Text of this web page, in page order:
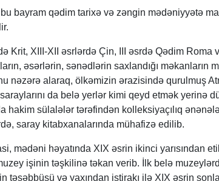
bayram qədim tarixə və zəngin mədəniyyətə
Krit, XIII-XII əsrlərdə Çin, III əsrdə Qədim Roma
əsərlərin, sənədlərin saxlandığı məkanların
nəzərə alaraq, ölkəmizin ərazisində qurulmuş
da belə yerlər kimi qeyd etmək yerinə
hakim sülalələr tərəfindən kolleksiyaçılıq
saray kitabxanalarında mühafizə edilib.
mədəni həyatında XIX əsrin ikinci yarısından
işinin təşkilinə təkan verib. İlk belə
təşəbbüsü və yaxından iştirakı ilə XIX əsrin